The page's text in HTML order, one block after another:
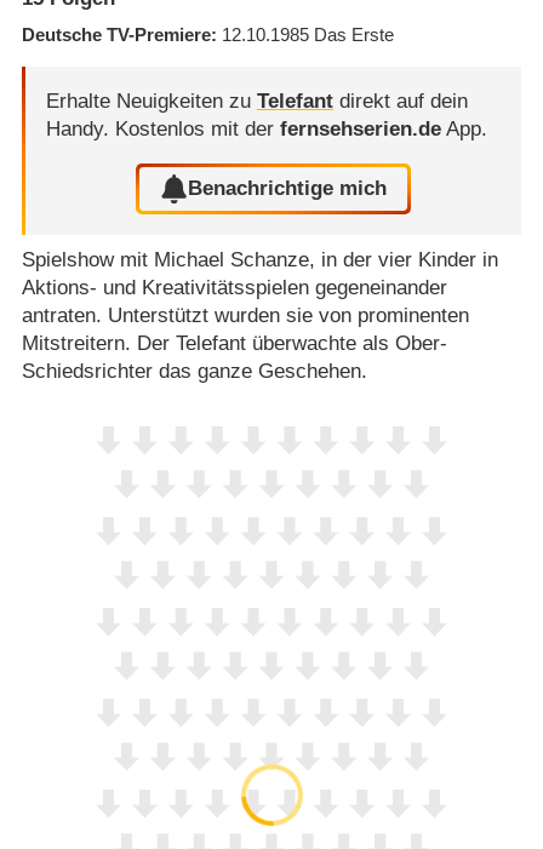
Deutsche TV-Premiere 12.10.1985 Das Erste
Erhalte Neuigkeiten zu Telefantdirekt auf dein
Handy. Kostenlos mit der fernsehserien.deApp.
Benachrichtige mich
Spielshow mit Michael Schanze, in der vier Kinder in
Aktions- und Kreativitätsspielen gegeneinander
antraten. Unterstützt wurden sie von prominenten
Mitstreitern. Der Telefant überwachte als Ober-
Schiedsrichter das ganze Geschehen.